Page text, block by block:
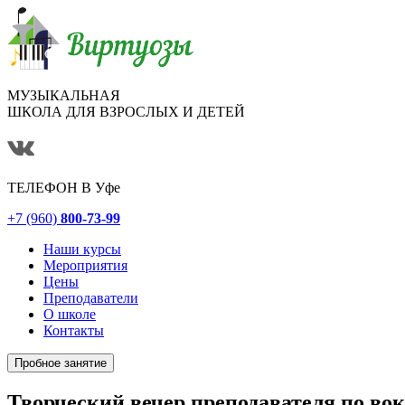
МУЗЫКАЛЬНАЯ
ШКОЛА ДЛЯ ВЗРОСЛЫХ И ДЕТЕЙ
ТЕЛЕФОН В Уфе
+7 (960) 800-73-99
Наши курсы
Мероприятия
Цены
Преподаватели
О школе
Контакты
Пробное занятие